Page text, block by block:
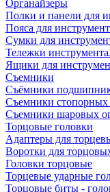
Органайзеры
Полки и панели для
Пояса для
Сумки для
Тележки
Ящики для
Съемники
Съёмники
Съемники стопорных
Съемники шаровых
Торцовые головки
Адаптеры для
Воротки для
Головки торцовые
Торцевые ударные
Торцовые биты -